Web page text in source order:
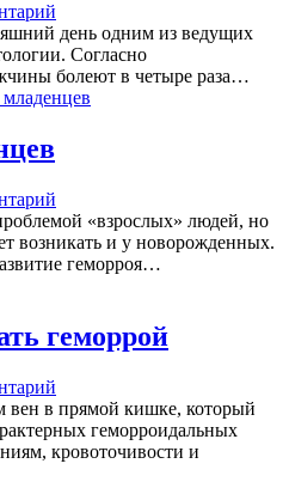
день одним из ведущих
Согласно
болеют в четыре раза…
«взрослых» людей, но
возникать и у новорожденных.
геморроя…
геморрой
вен в прямой кишке, который
геморроидальных
кровоточивости и